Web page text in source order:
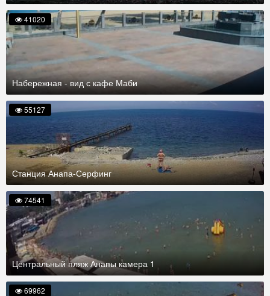
Набережная - вид с кафе Маби
41020
Станция Анапа-Серфинг
55127
Центральный пляж Анапы камера 1
74541
69962